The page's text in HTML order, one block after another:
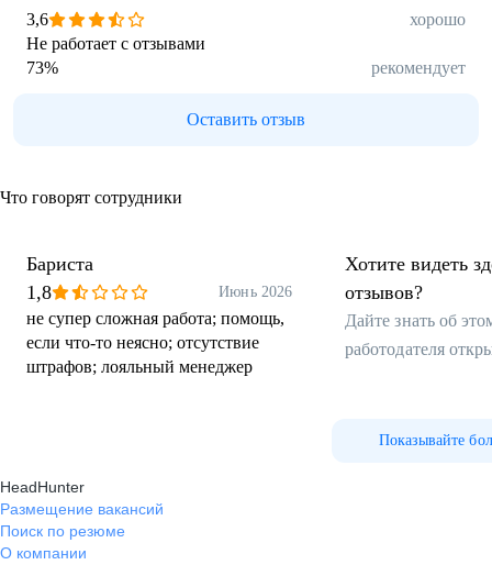
3,6
хорошо
Не работает с отзывами
73% рекомендует
Оставить отзыв
Что говорят сотрудники
Бариста
1,8
Июнь 2026
не супер сложная работа; помощь,
если что-то неясно; отсутствие
штрафов; лояльный менеджер
Хотите видеть
отзывов?
Дайте знать об
работодателя
Показывайте
HeadHunter
Размещение вакансий
Поиск по резюме
О компании